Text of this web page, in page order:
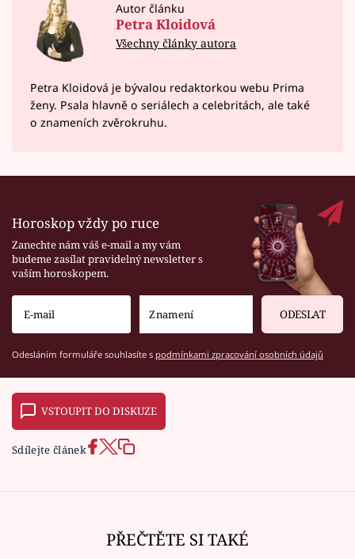
Autor článku
Petra Kloidová
Všechny články autora
Petra Kloidová je bývalou redaktorkou webu Prima
ženy. Psala hlavně o seriálech a celebritách, ale také
o znameních zvěrokruhu.
Horoskop vždy po ruce
Zanechte nám váš e-mail a my vám
budeme zasílat pravidelný newsletter s
vaším horoskopem.
ODESLAT
Odesláním formuláře souhlasíte s podmínkami zpracování osobních údajů
VSTOUPIT DO DISKUZE
Sdílejte článek
PŘEČTĚTE SI TAKÉ